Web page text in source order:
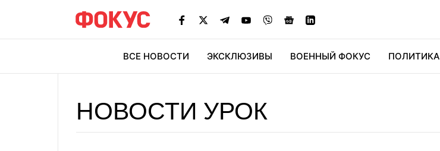
ВСЕ НОВОСТИ ЭКСКЛЮЗИВЫ ВОЕННЫЙ ФОКУС ПОЛИТИКА
НОВОСТИ УРОК